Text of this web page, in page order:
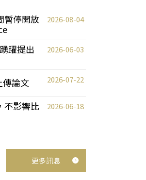
暫停開放
2026-08-04
躍提出
2026-06-03
傳論文 2026-07-22
不影響比
2026-06-18
更多訊息